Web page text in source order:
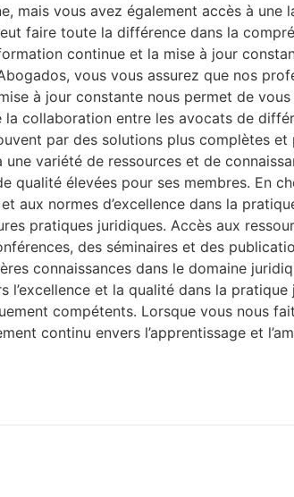
mais vous avez également accès à
faire toute la différence dans la
continue et la mise à jour
vous vous assurez que nos
à jour constante nous permet de
la collaboration entre les avocats de
par des solutions plus complètes
variété de ressources et de
qualité élevées pour ses membres. En
aux normes d’excellence dans la
pratiques juridiques. Accès aux
des séminaires et des
connaissances dans le domaine
et la qualité dans la
compétents. Lorsque vous nous
continu envers l’apprentissage et